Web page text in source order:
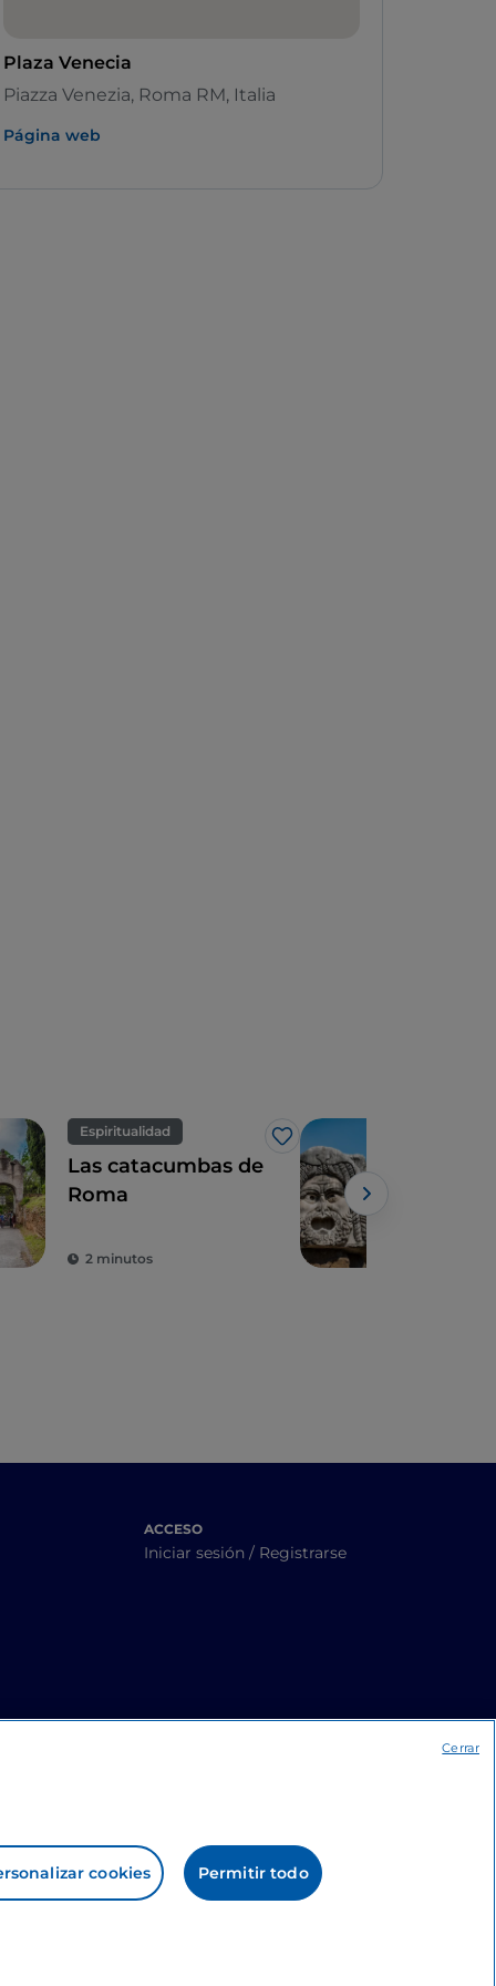
Plaza Venecia
Piazza Venezia, Roma RM, Italia
Página web
Espiritualidad
Me gusta
Las catacumbas de
Roma
2 minutos
ACCESO
Iniciar sesión / Registrarse
cookies Permitir todo
Cerrar